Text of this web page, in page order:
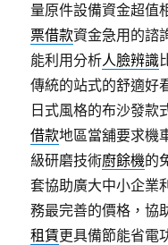
量原件設備資金超值
票借款資金急用的諮
能利用分析人臉辨識
傳統的站式的舒適好
日式風格的布沙發款
借款地區當舖要求機
級研磨技術廚餘機的
套協助廣大中小企業
務最完善的價格，協
租賃更具備節能省電